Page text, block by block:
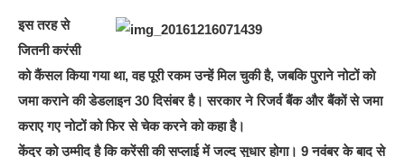
इस तरह से
जितनी करंसी
को कैंसल किया गया था, वह पूरी रकम उन्हें मिल चुकी है, जबकि पुराने नोटों को
जमा कराने की डेडलाइन 30 दिसंबर है। सरकार ने रिजर्व बैंक और बैंकों से जमा
कराए गए नोटों को फिर से चेक करने को कहा है।
केंद्र को उम्मीद है कि करेंसी की सप्लाई में जल्द सुधार होगा। 9 नवंबर के बाद से